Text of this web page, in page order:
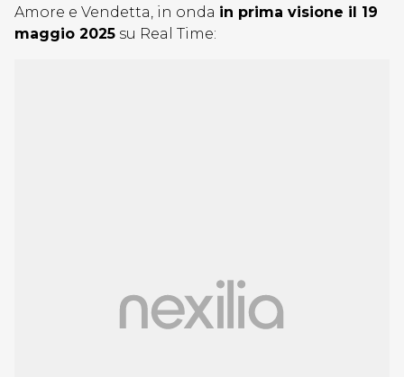
Amore e Vendetta, in onda in prima visione il 19
maggio 2025 su Real Time: